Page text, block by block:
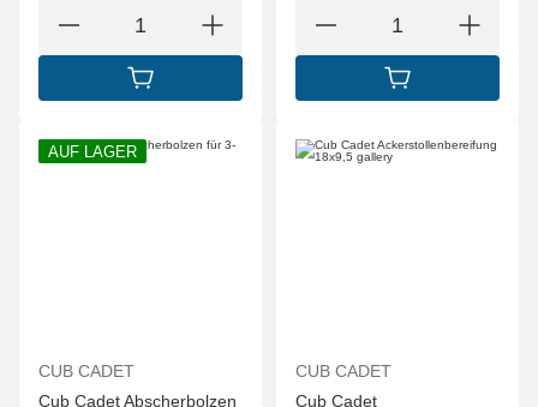
IN DEN WARENKORB IN DEN
AUF LAGER
CUB CADET
Cub Cadet Abscherbolzen
CUB CADET
Cub Cadet